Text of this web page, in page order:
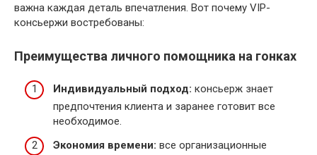
важна каждая деталь впечатления. Вот почему VIP-
консьержи востребованы:
Преимущества личного помощника на гонках
Индивидуальный подход: консьерж знает
предпочтения клиента и заранее готовит все
необходимое.
Экономия времени: все организационные